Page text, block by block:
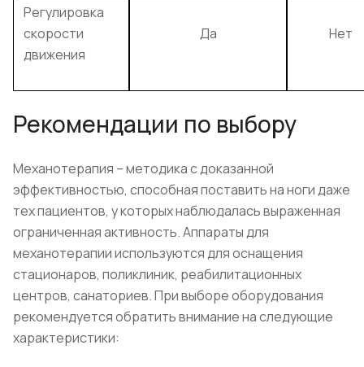
Регулировка
скорости
движения
Да Нет
Рекомендации по выбору
Механотерапия – методика с доказанной
эффективностью, способная поставить на ноги даже
тех пациентов, у которых наблюдалась выраженная
ограниченная активность. Аппараты для
механотерапии используются для оснащения
стационаров, поликлиник, реабилитационных
центров, санаториев. При выборе оборудования
рекомендуется обратить внимание на следующие
характеристики: